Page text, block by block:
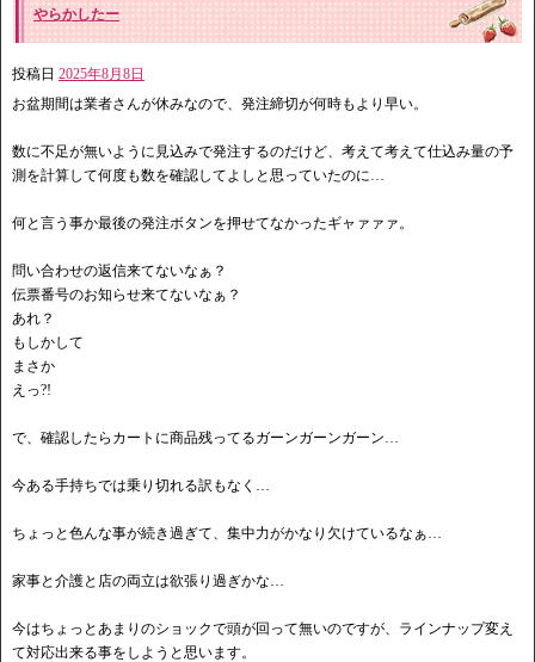
やらかしたー
投稿日 2025年8月8日
お盆期間は業者さんが休みなので、発注締切が何時もより早い。
数に不足が無いように見込みで発注するのだけど、考えて考えて仕込み量の予
測を計算して何度も数を確認してよしと思っていたのに…
何と言う事か最後の発注ボタンを押せてなかったギャァァァ。
問い合わせの返信来てないなぁ？
伝票番号のお知らせ来てないなぁ？
あれ？
もしかして
まさか
えっ?!
で、確認したらカートに商品残ってるガーンガーンガーン…
今ある手持ちでは乗り切れる訳もなく…
ちょっと色んな事が続き過ぎて、集中力がかなり欠けているなぁ…
家事と介護と店の両立は欲張り過ぎかな…
今はちょっとあまりのショックで頭が回って無いのですが、ラインナップ変え
て対応出来る事をしようと思います。